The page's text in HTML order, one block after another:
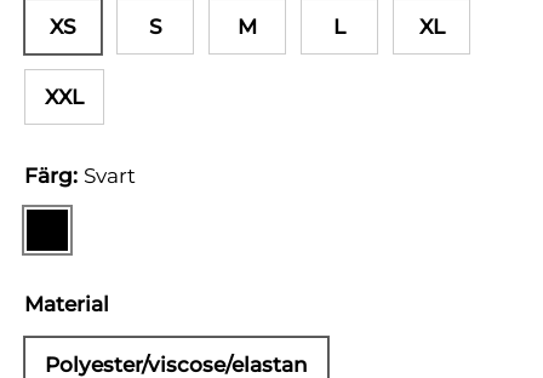
XS S M L XL
XXL
Färg: Svart
Svart
Material
Polyester/viscose/elastan